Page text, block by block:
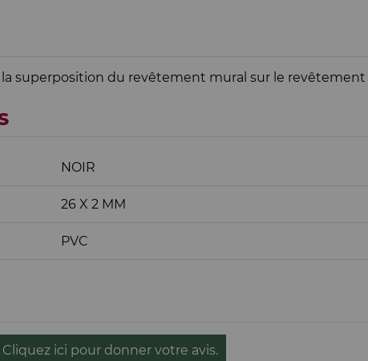
superposition du revêtement mural sur le
NOIR
26 X 2 MM
PVC
Cliquez ici pour donner votre avis.